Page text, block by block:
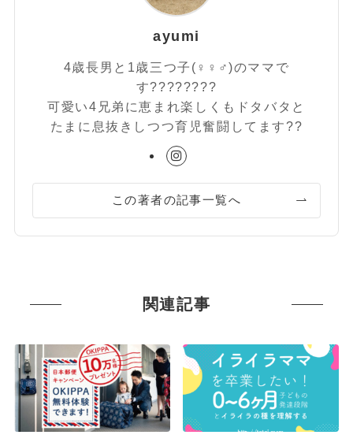
ayumi
4歳長男と1歳三つ子(♀♀♂)のママで
す????????
可愛い4兄弟に恵まれ楽しくもドタバタと
たまに息抜きしつつ育児奮闘してます??
この著者の記事一覧へ
関連記事